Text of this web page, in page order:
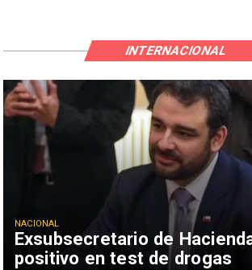
Exsubsecretario de
positivo en test de drogas
NACIONAL
INTERNACIONAL